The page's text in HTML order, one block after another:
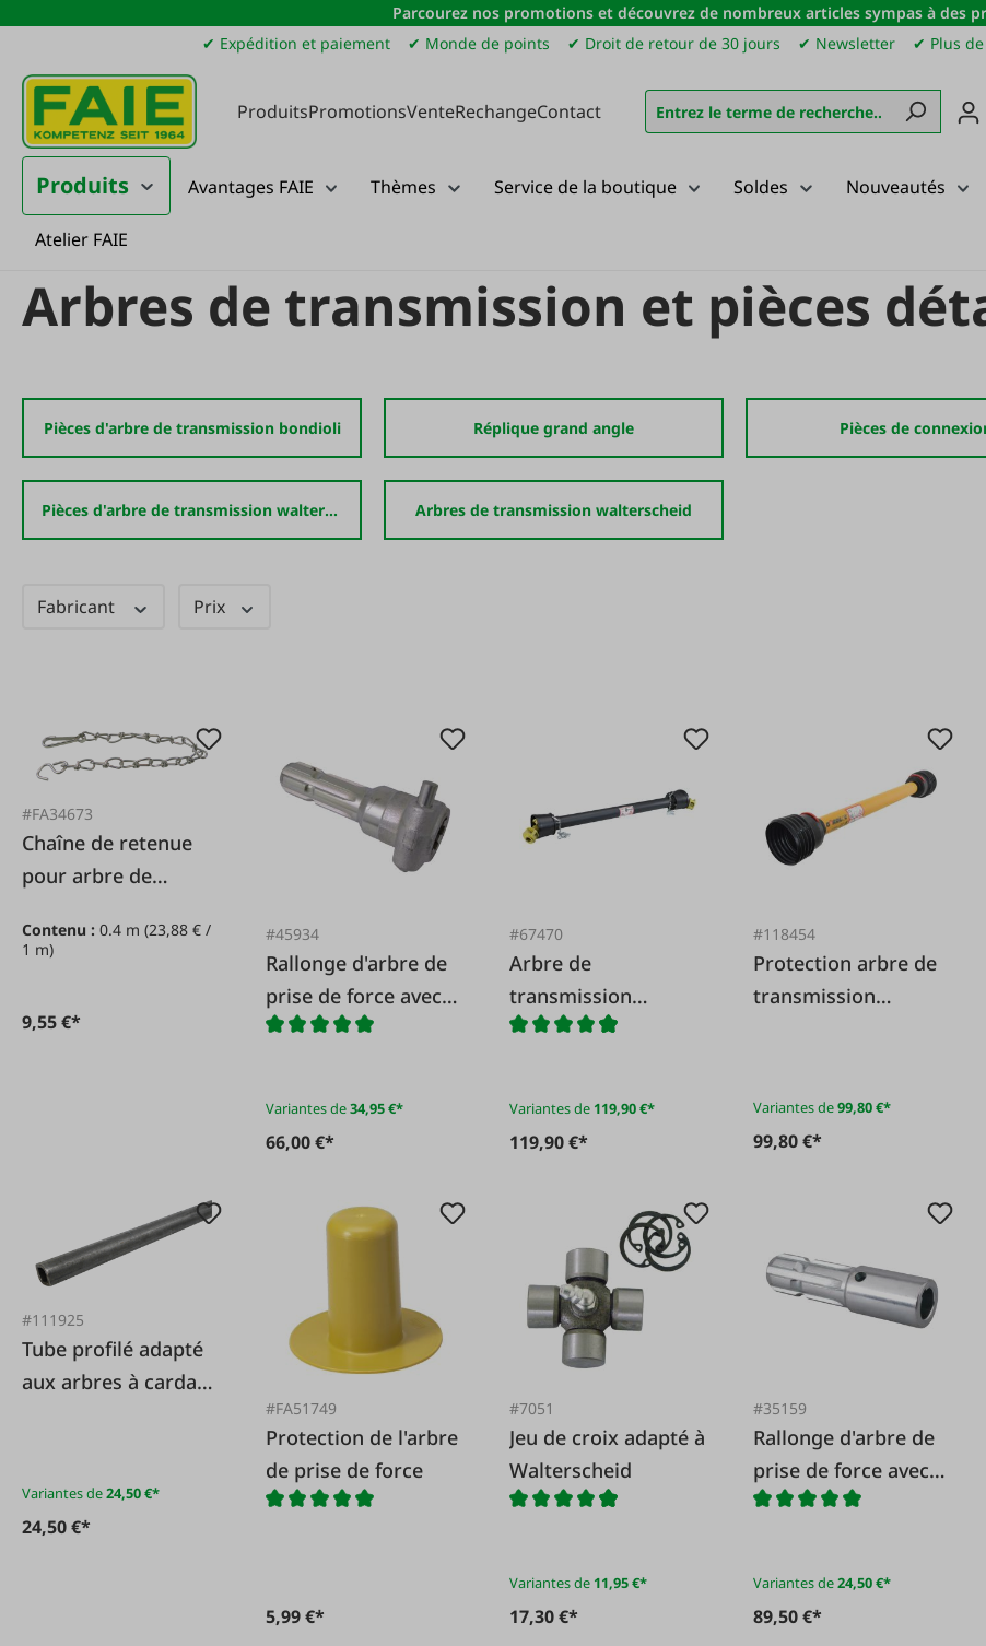
au contenu principal
Passer à la recherche
Passer à la navigation principale
Parcourez nos promotions et découvrez de nombreux articles sympas à des
✔ Expédition et paiement
✔ Monde de points ✔ Droit de retour de 30 jours ✔ Newsletter ✔ Plus
ProduitsPromotionsVenteRechangeContact
Produits Avantages FAIE Thèmes Service de la boutique Soldes Nouveautés
Atelier FAIE
Produits Machines agricoles
Arbres de transmission et pièces
Pièces d'arbre de transmission bondioli Réplique grand angle Pièces de
Pièces d'arbre de transmission walterscheid Arbres de transmission walterscheid
Fabricant Prix
#FA34673
Chaîne de retenue
pour arbre de
Contenu : 0.4 m (23,88 € /
1 m)
9,55 €*
#45934
Rallonge d'arbre de
prise de force avec
changement
Variantes de34,95 €*
66,00 €*
#67470
Arbre de
transmission
Binacchi, 1 3/8x6
Variantes de 119,90 €*
119,90 €*
#118454
Protection arbre de
transmission
Variantes de99,80 €*
99,80 €*
#111925
Tube profilé adapté
aux arbres à cardan
Variantes de24,50 €*
24,50 €*
#FA51749
Protection de l'arbre
de prise de force
5,99 €*
#7051
Jeu de croix adapté à
Walterscheid
Variantes de 11,95 €*
17,30 €*
#35159
Rallonge d'arbre de
prise de force avec
alésage et profil de
Variantes de24,50 €*
89,50 €*